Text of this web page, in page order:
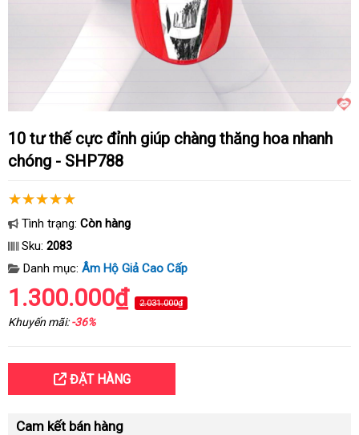
10 tư thế cực đỉnh giúp chàng thăng hoa nhanh
chóng - SHP788
Tình trạng: Còn hàng
Sku: 2083
Danh mục: Âm Hộ Giả Cao Cấp
1.300.000₫ 2.031.000₫
Khuyến mãi:-36%
ĐẶT HÀNG
Cam kết bán hàng